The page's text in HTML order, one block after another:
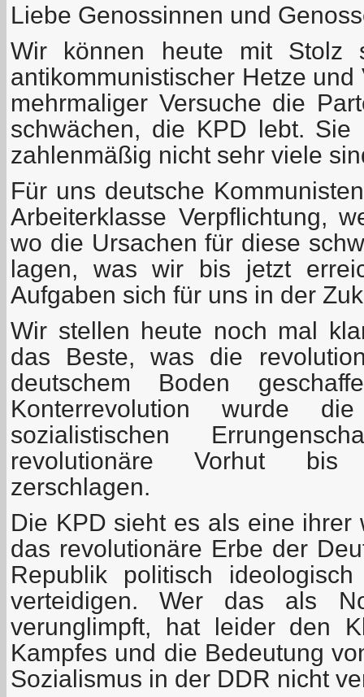
Liebe Genossinnen und
Wir können heute mit Stolz
antikommunistischer Hetze
mehrmaliger Versuche die
schwächen, die KPD lebt. Sie
zahlenmäßig nicht sehr viele
Für uns deutsche
Arbeiterklasse Verpflichtung,
wo die Ursachen für diese
lagen, was wir bis jetzt
Aufgaben sich für uns in der
Wir stellen heute noch mal
das Beste, was die
deutschem Boden
Konterrevolution wurde
sozialistischen
revolutionäre Vorhut bis
zerschlagen.
Die KPD sieht es als eine ihrer
das revolutionäre Erbe der
Republik politisch
verteidigen. Wer das als
verunglimpft, hat leider den
Kampfes und die Bedeutung
Sozialismus in der DDR nicht